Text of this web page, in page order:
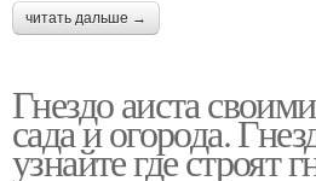
читать дальше →
Гнездо аиста
сада и огорода.
узнайте где строят